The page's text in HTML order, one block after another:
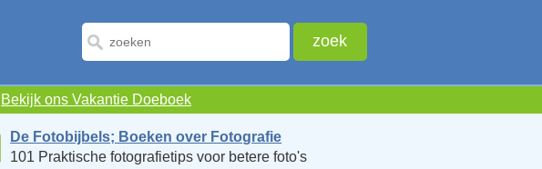
Bekijk ons Vakantie Doeboek
De Fotobijbels; Boeken over Fotografie
101 Praktische fotografietips voor betere foto's